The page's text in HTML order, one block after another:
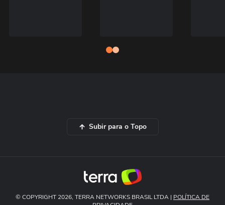
Subir para o Topo
© COPYRIGHT 2026, TERRA NETWORKS BRASIL LTDA | POLÍTICA DE